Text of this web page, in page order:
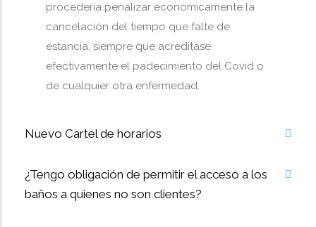
procedería penalizar económicamente la
cancelación del tiempo que falte de
estancia, siempre que acreditase
efectivamente el padecimiento del Covid o
de cualquier otra enfermedad.
Nuevo Cartel de horarios
¿Tengo obligación de permitir el acceso a los
baños a quienes no son clientes?